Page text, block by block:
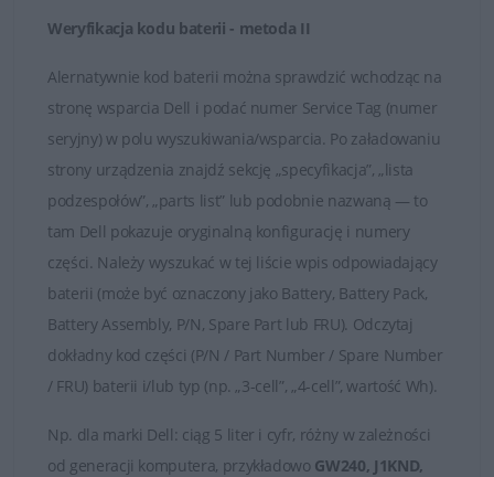
Weryfikacja kodu baterii - metoda II
Alernatywnie kod baterii można sprawdzić wchodząc na
stronę wsparcia Dell i podać numer Service Tag (numer
seryjny) w polu wyszukiwania/wsparcia. Po załadowaniu
strony urządzenia znajdź sekcję „specyfikacja”, „lista
podzespołów”, „parts list” lub podobnie nazwaną — to
tam Dell pokazuje oryginalną konfigurację i numery
części. Należy wyszukać w tej liście wpis odpowiadający
baterii (może być oznaczony jako Battery, Battery Pack,
Battery Assembly, P/N, Spare Part lub FRU). Odczytaj
dokładny kod części (P/N / Part Number / Spare Number
/ FRU) baterii i/lub typ (np. „3-cell”, „4-cell”, wartość Wh).
Np. dla marki Dell: ciąg 5 liter i cyfr, różny w zależności
od generacji komputera, przykładowo GW240, J1KND,